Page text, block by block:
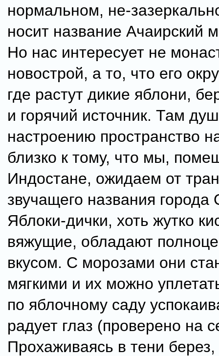
нормальном, не-
носит название Ачаирский
Но нас интересует не
новострой, а то, что его
где растут дикие яблони,
и горячий источник. Там
настроению пространство
близко к тому, что мы,
Индостане, ожидаем от
звучащего названия
Яблоки-дички, хоть жутко
вяжущие, обладают
вкусом. С морозами они
мягкими и их можно
по яблочному саду
радует глаз (проверено на
Прохаживаясь в тени